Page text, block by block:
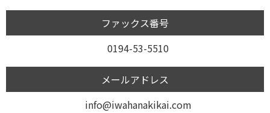
ファックス番号
0194-53-5510
メールアドレス
info@iwahanakikai.com